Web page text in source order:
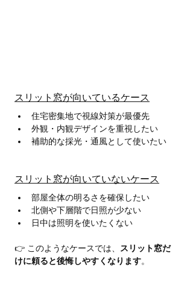
スリット窓が向いているケース
住宅密集地で視線対策が最優先
外観・内観デザインを重視したい
補助的な採光・通風として使いたい
スリット窓が向いていないケース
部屋全体の明るさを確保したい
北側や下層階で日照が少ない
日中は照明を使いたくない
👉 このようなケースでは、 スリット窓だ
けに頼ると後悔しやすくなります。